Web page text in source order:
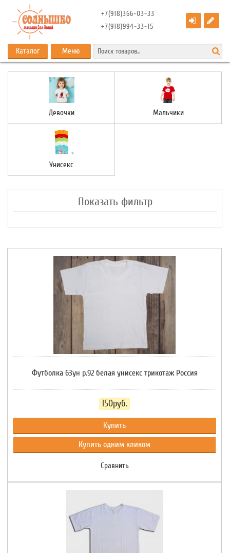
+7(918)366-03-33
+7(918)994-33-15
Каталог Меню
Девочки Мальчики
Унисекс
Показать фильтр
Футболка 63ун р.92 белая унисекс трикотаж Россия
150руб.
Купить
Купить одним кликом
Сравнить